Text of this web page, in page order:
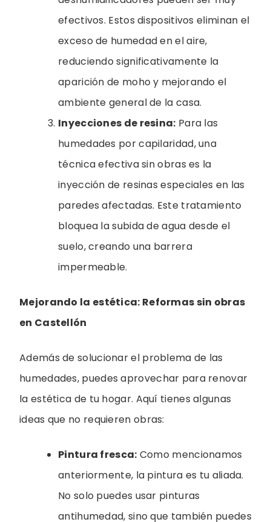
efectivos. Estos dispositivos eliminan el
exceso de humedad en el aire,
reduciendo significativamente la
aparición de moho y mejorando el
ambiente general de la casa.
Inyecciones de resina: Para las
humedades por capilaridad, una
técnica efectiva sin obras es la
inyección de resinas especiales en las
paredes afectadas. Este tratamiento
bloquea la subida de agua desde el
suelo, creando una barrera
impermeable.
Mejorando la estética: Reformas sin obras
en Castellón
Además de solucionar el problema de las
humedades, puedes aprovechar para renovar
la estética de tu hogar. Aquí tienes algunas
ideas que no requieren obras:
Pintura fresca: Como mencionamos
anteriormente, la pintura es tu aliada.
No solo puedes usar pinturas
antihumedad, sino que también puedes